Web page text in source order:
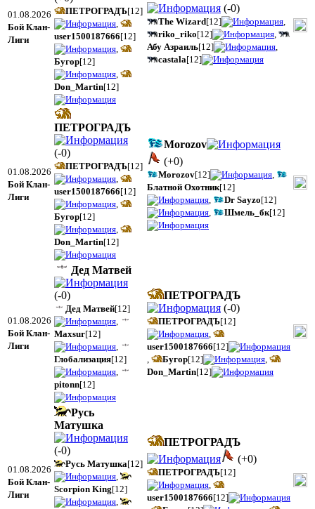
01.08.2026
Бой Клан-
Лиги
ПЕТРОГРАДЪ[12]
user1500187666[12]
Бугор[12]
Don_Martin[12]
(-0)
The Wizard[12]
riko_riko[12]
Абу Азраиль[12]
castala[12]
01.08.2026
Бой Клан-
Лиги
ПЕТРОГРАДЪ
(-0)
ПЕТРОГРАДЪ[12]
user1500187666[12]
Бугор[12]
Don_Martin[12]
Morozov
(+0)
Morozov[12]
Блатной Охотник[12]
Dr Sayzo[12]
Шмель_бк[12]
01.08.2026
Бой Клан-
Лиги
Дед Матвей
(-0)
Дед Матвей[12]
Maxsur[12]
Глобализация[12]
pitonn[12]
ПЕТРОГРАДЪ
(-0)
ПЕТРОГРАДЪ[12]
user1500187666[12]
Бугор[12]
Don_Martin[12]
01.08.2026
Бой Клан-
Лиги
Русь
Матушка
(-0)
Русь Матушка[12]
Scorpion King[12]
ПЕТРОГРАДЪ
(+0)
ПЕТРОГРАДЪ[12]
user1500187666[12]